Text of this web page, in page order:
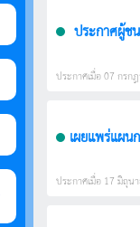
ประกาศผู้ช
ประกาศเมื่อ 07 กรก
เผยแพร่แผน
ประกาศเมื่อ 17 มิถุน